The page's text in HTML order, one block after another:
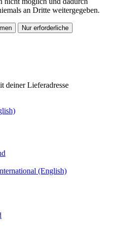
an Dritte weitergegeben.
Nur erforderliche
deiner Lieferadresse
(English)